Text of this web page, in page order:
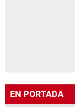
EN PORTADA